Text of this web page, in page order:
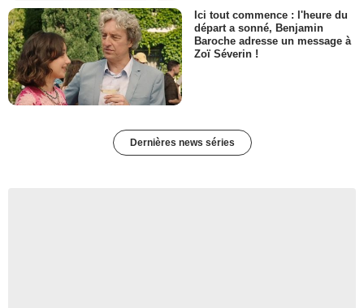
Ici tout commence : l'heure du
départ a sonné, Benjamin
Baroche adresse un message à
Zoï Séverin !
Dernières news séries